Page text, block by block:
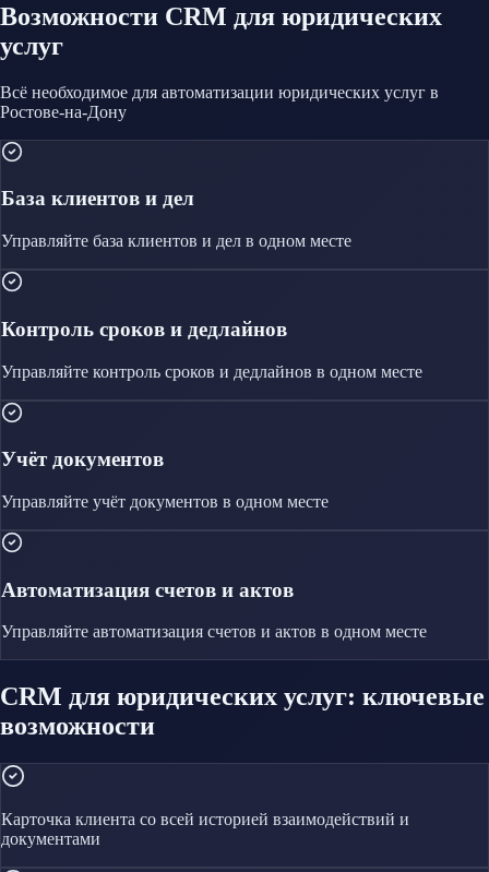
Возможности CRM для юридических
услуг
Всё необходимое для автоматизации юридических услуг в
Ростове-на-Дону
База клиентов и дел
Управляйте база клиентов и дел в одном месте
Контроль сроков и дедлайнов
Управляйте контроль сроков и дедлайнов в одном месте
Учёт документов
Управляйте учёт документов в одном месте
Автоматизация счетов и актов
Управляйте автоматизация счетов и актов в одном месте
CRM для юридических услуг: ключевые
возможности
Карточка клиента со всей историей взаимодействий и
документами